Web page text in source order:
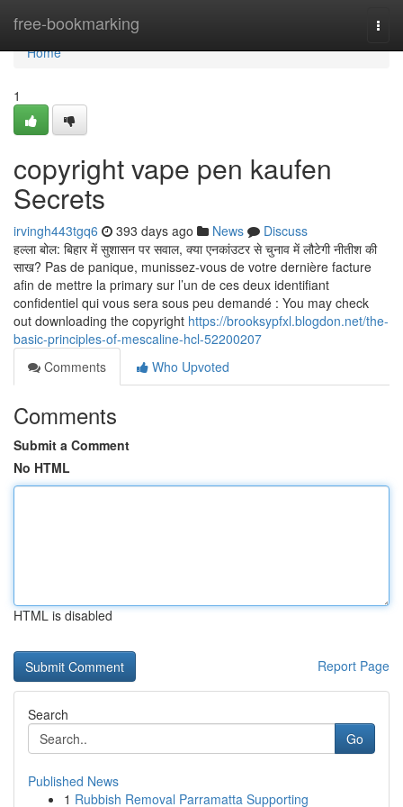
free-bookmarking
Home
Home
1
copyright vape pen kaufen
Secrets
irvingh443tgq6 393 days ago News
Discuss
हल्ला बोल: बिहार में सुशासन पर सवाल, क्या एनकांउटर से चुनाव में लौटेगी नीतीश की
साख? Pas de panique, munissez-vous de votre dernière facture
afin de mettre la primary sur l’un de ces deux identifiant
confidentiel qui vous sera sous peu demandé : You may check
out downloading the copyright https://brooksypfxl.blogdon.net/the-
basic-principles-of-mescaline-hcl-52200207
Comments
Who Upvoted
Comments
Submit a Comment
No HTML
HTML is disabled
Report Page
Search
Go
Published News
1 Rubbish Removal Parramatta Supporting